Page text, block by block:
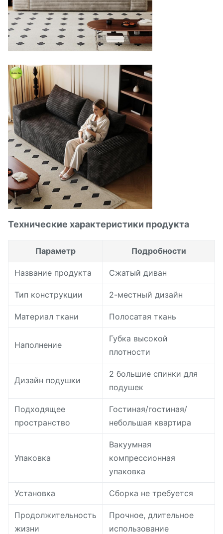
Технические характеристики продукта
Параметр Подробности
Название продукта Сжатый диван
Тип конструкции 2-местный дизайн
Материал ткани Полосатая ткань
Наполнение
Губка высокой
плотности
Дизайн подушки
2 большие спинки для
подушек
Подходящее
пространство
Гостиная/гостиная/
небольшая квартира
Упаковка
Вакуумная
компрессионная
упаковка
Установка Сборка не требуется
Продолжительность
жизни
Прочное, длительное
использование